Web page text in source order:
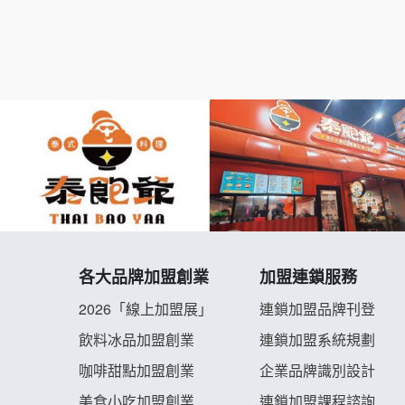
各大品牌加盟創業
2026「線上加盟展」
飲料冰品加盟創業
咖啡甜點加盟創業
加盟連鎖服務
連鎖加盟品牌刊登
連鎖加盟系統規劃
企業品牌識別設計